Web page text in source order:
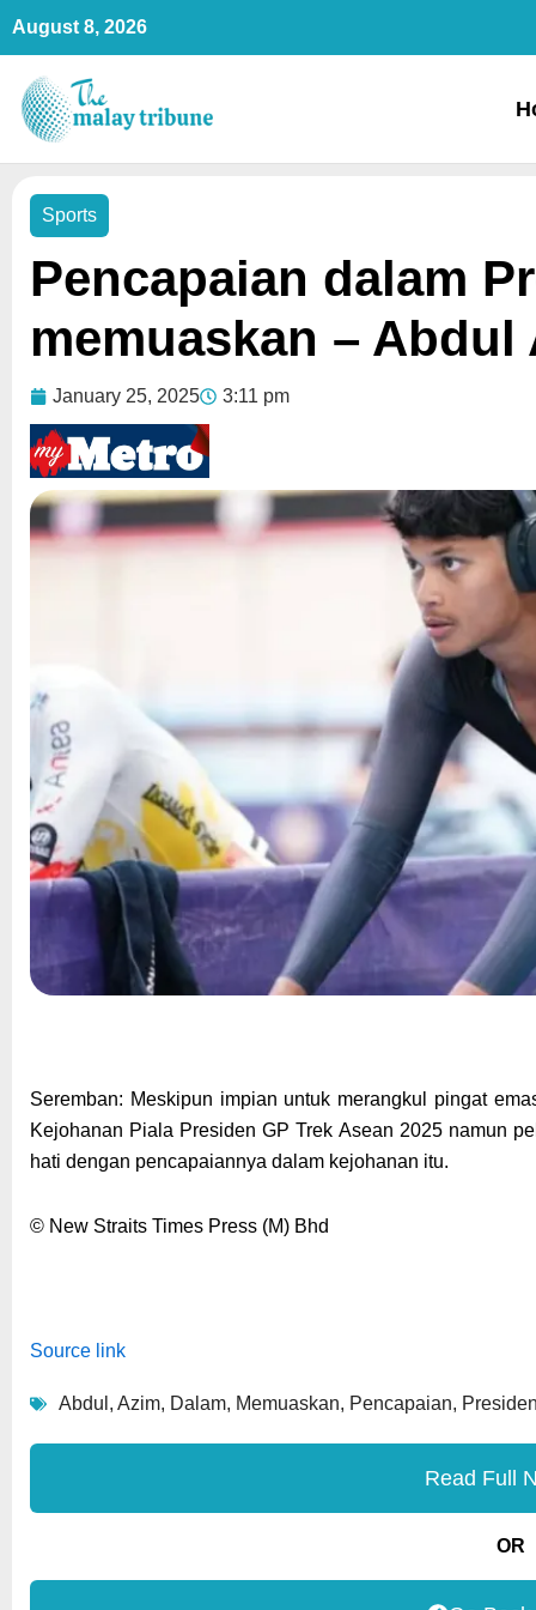
Skip
content
August 8, 2026
Sports
Pencapaian dalam
memuaskan – Abdul
January 25, 2025 3:11 pm
Seremban: Meskipun impian untuk merangkul pingat
Kejohanan Piala Presiden GP Trek Asean 2025 namun
hati dengan pencapaiannya dalam kejohanan itu.
© New Straits Times Press (M) Bhd
Source link
Abdul , Azim, Dalam, Memuaskan, Pencapaian, Presiden
Read Full
OR